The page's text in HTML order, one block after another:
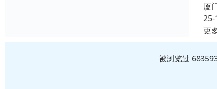
厦
25-
更
被浏览过